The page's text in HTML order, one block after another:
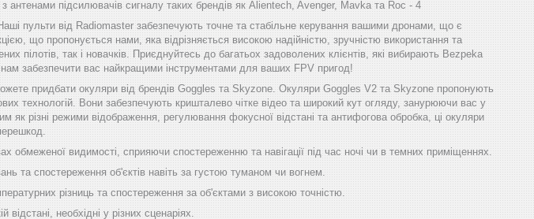
антенами підсилювачів сигналу таких брендів як Alientech, Avenger, Mavka та Roc - 4
пульти від Radiomaster забезпечують точне та стабільне керування вашими дронами, що є
що пропонується нами, яка відрізняється високою надійністю, зручністю використання та
пілотів, так і новачків. Приєднуйтесь до багатьох задоволених клієнтів, які вибирають Bezpeka
забезпечити вас найкращими інструментами для ваших FPV пригод!
придбати окуляри від брендів Goggles та Skyzone. Окуляри Goggles V2 та Skyzone пропонують
технологій. Вони забезпечують кришталево чітке відео та широкий кут огляду, занурюючи вас у
як різні режими відображення, регулювання фокусної відстані та антифогова обробка, ці окуляри
обмеженої видимості, сприяючи спостереженню та навігації під час ночі чи в темних приміщеннях.
та спостереження об'єктів навіть за густою туманом чи вогнем.
різниць та спостереження за об'єктами з високою точністю.
необхідні у різних сценаріях.